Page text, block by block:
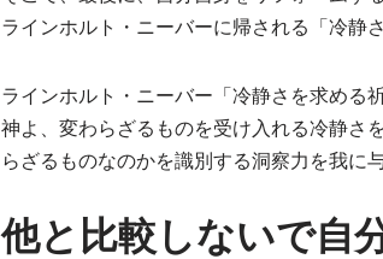
ラインホルト・ニーバーに帰される「冷静
ラインホルト・ニーバー「冷静さを求める
神よ、変わらざるものを受け入れる冷静さ
らざるものなのかを識別する洞察力を我に
他と比較しないで自